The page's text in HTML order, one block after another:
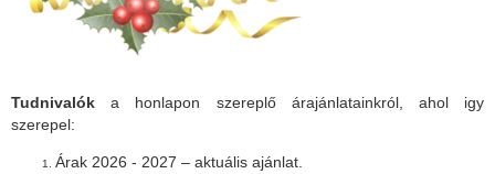
Tudnivalók a honlapon szereplő árajánlatainkról, ahol igy
szerepel:
Árak 2026 - 2027 – aktuális ajánlat.